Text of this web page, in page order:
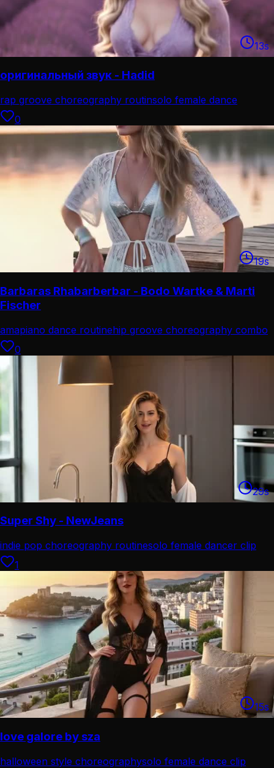
13s
оригинальный звук - Hadid
rap groove choreography routinsolo female dance
performance
0
19s
Barbaras Rhabarberbar - Bodo Wartke & Marti
Fischer
amapiano dance routinehip groove choreography combo
0
29s
Super Shy - NewJeans
indie pop choreography routinesolo female dancer clip
1
15s
love galore by sza
halloween style choreographysolo female dance clip